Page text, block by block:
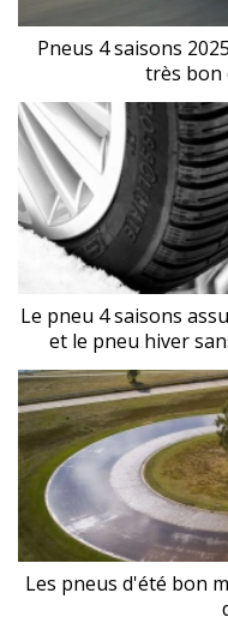
Pneus 4 saisons
très bon
Le pneu 4 saisons
et le pneu hiver
Les pneus d'été bon